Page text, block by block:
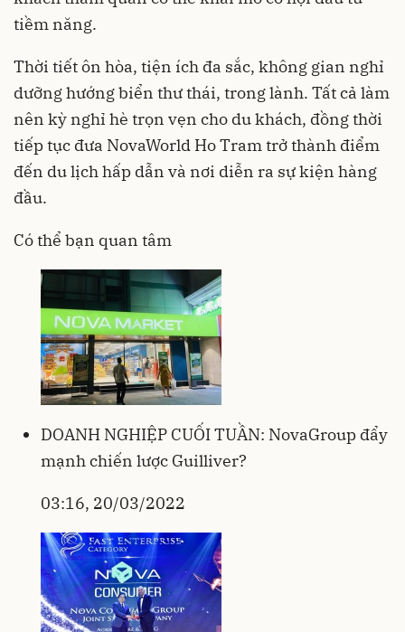
tiềm năng.
Thời tiết ôn hòa, tiện ích đa sắc, không gian nghỉ
dưỡng hướng biển thư thái, trong lành. Tất cả làm
nên kỳ nghỉ hè trọn vẹn cho du khách, đồng thời
tiếp tục đưa NovaWorld Ho Tram trở thành điểm
đến du lịch hấp dẫn và nơi diễn ra sự kiện hàng
đầu.
Có thể bạn quan tâm
DOANH NGHIỆP CUỐI TUẦN: NovaGroup đẩy
mạnh chiến lược Guilliver?
03:16, 20/03/2022